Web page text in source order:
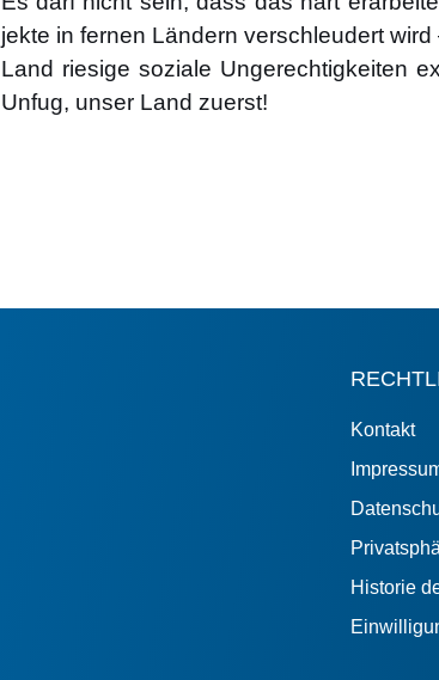
jek­te in fer­nen Län­dern ver­schleu­dert
Land rie­si­ge sozia­le Unge­rech­tig­kei­ten
Unfug, unser Land zuerst!
Kontakt
Historie